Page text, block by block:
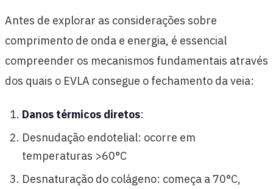
Antes de explorar as considerações sobre
comprimento de onda e energia, é essencial
compreender os mecanismos fundamentais através
dos quais o EVLA consegue o fechamento da veia:
Danos térmicos diretos:
Desnudação endotelial: ocorre em
temperaturas >60°C
Desnaturação do colágeno: começa a 70°C,